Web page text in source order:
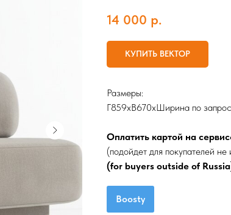
14 000 р.
КУПИТЬ ВЕКТОР
Размеры:
Г859хВ670хШирина по
Оплатить картой на
(подойдет для покупателей
(for buyers outside of
Boosty